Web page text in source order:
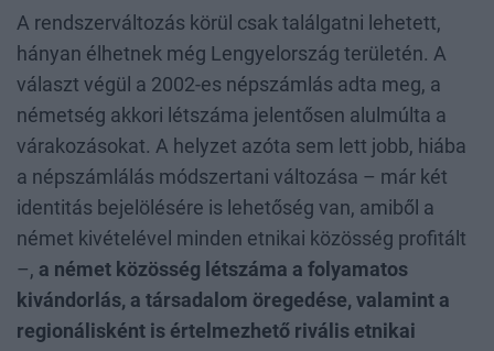
A rendszerváltozás körül csak találgatni lehetett,
hányan élhetnek még Lengyelország területén. A
választ végül a 2002-es népszámlás adta meg, a
németség akkori létszáma jelentősen alulmúlta a
várakozásokat. A helyzet azóta sem lett jobb, hiába
a népszámlálás módszertani változása – már két
identitás bejelölésére is lehetőség van, amiből a
német kivételével minden etnikai közösség profitált
–, a német közösség létszáma a folyamatos
kivándorlás, a társadalom öregedése, valamint a
regionálisként is értelmezhető rivális etnikai